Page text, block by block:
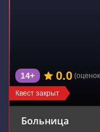
Квест закрыт
14+ 0.0
Больница